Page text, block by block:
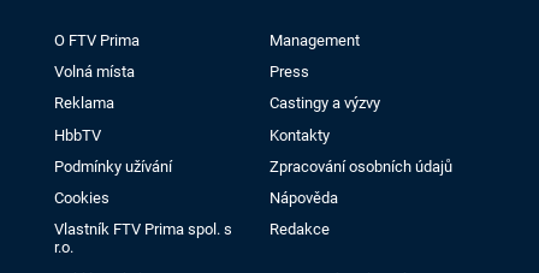
O FTV Prima
Management
Volná místa
Press
Reklama
Castingy a výzvy
HbbTV
Kontakty
Podmínky užívání
Zpracování osobních údajů
Cookies
Nápověda
Vlastník FTV Prima spol. s
r.o.
Redakce